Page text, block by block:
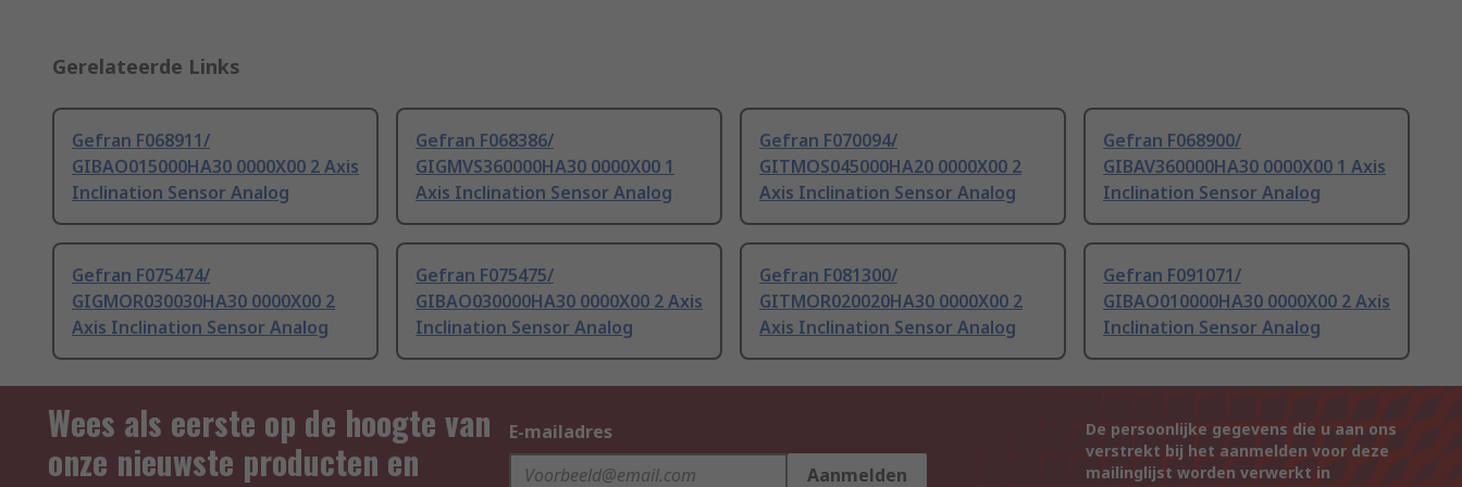
Gerelateerde Links
Gefran F068911/
GIBAO015000HA30 0000X00 2 Axis
Inclination Sensor Analog
Gefran F068386/
GIGMVS360000HA30 0000X00 1
Axis Inclination Sensor Analog
Gefran F070094/
GITMOS045000HA20 0000X00 2
Axis Inclination Sensor Analog
Gefran F068900/
GIBAV360000HA30 0000X00 1 Axis
Inclination Sensor Analog
Gefran F075474/
GIGMOR030030HA30 0000X00 2
Axis Inclination Sensor Analog
Gefran F075475/
GIBAO030000HA30 0000X00 2 Axis
Inclination Sensor Analog
Gefran F081300/
GITMOR020020HA30 0000X00 2
Axis Inclination Sensor Analog
Gefran F091071/
GIBAO010000HA30 0000X00 2 Axis
Inclination Sensor Analog
Wees als eerste op de hoogte van
onze nieuwste producten en
E-mailadres
Aanmelden
De persoonlijke gegevens die u aan ons
verstrekt bij het aanmelden voor deze
mailinglijst worden verwerkt in